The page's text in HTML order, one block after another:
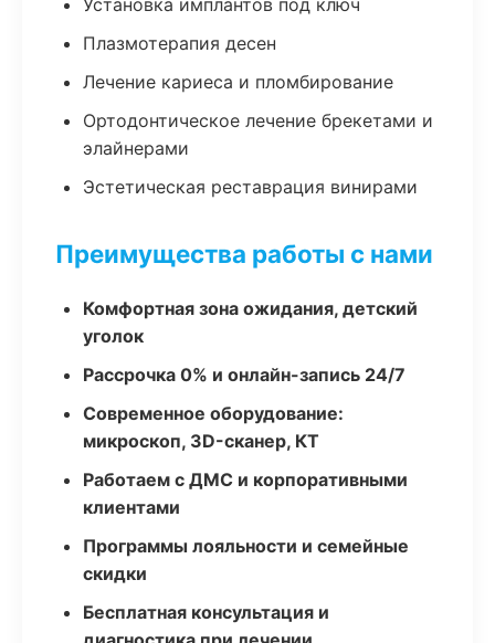
Установка имплантов под ключ
Плазмотерапия десен
Лечение кариеса и пломбирование
Ортодонтическое лечение брекетами и
элайнерами
Эстетическая реставрация винирами
Преимущества работы с нами
Комфортная зона ожидания, детский
уголок
Рассрочка 0% и онлайн-запись 24/7
Современное оборудование:
микроскоп, 3D-сканер, КТ
Работаем с ДМС и корпоративными
клиентами
Программы лояльности и семейные
скидки
Бесплатная консультация и